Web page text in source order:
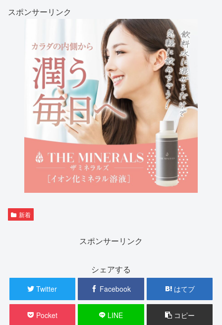
スポンサーリンク
新着
スポンサーリンク
シェアする
Twitter Facebook はてブ
Pocket LINE コピー